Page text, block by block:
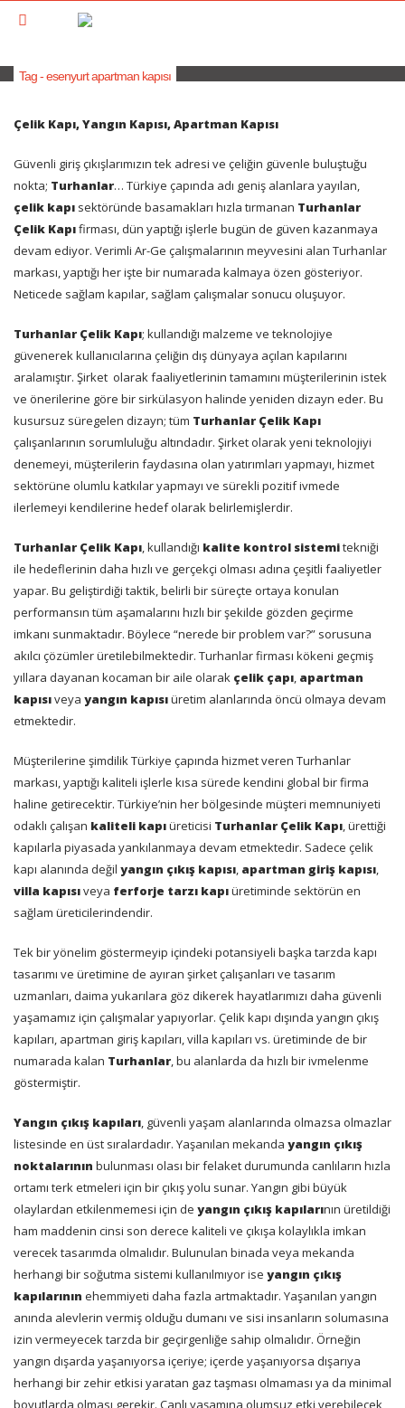
Tag - esenyurt apartman kapısı
Çelik Kapı, Yangın Kapısı, Apartman Kapısı
Güvenli giriş çıkışlarımızın tek adresi ve çeliğin güvenle buluştuğu
nokta; Turhanlar… Türkiye çapında adı geniş alanlara yayılan,
çelik kapı sektöründe basamakları hızla tırmanan Turhanlar
Çelik Kapıfirması, dün yaptığı işlerle bugün de güven kazanmaya
devam ediyor. Verimli Ar-Ge çalışmalarının meyvesini alan Turhanlar
markası, yaptığı her işte bir numarada kalmaya özen gösteriyor.
Neticede sağlam kapılar, sağlam çalışmalar sonucu oluşuyor.
Turhanlar Çelik Kapı; kullandığı malzeme ve teknolojiye
güvenerek kullanıcılarına çeliğin dış dünyaya açılan kapılarını
aralamıştır. Şirket olarak faaliyetlerinin tamamını müşterilerinin istek
ve önerilerine göre bir sirkülasyon halinde yeniden dizayn eder. Bu
kusursuz süregelen dizayn; tüm Turhanlar Çelik Kapı
çalışanlarının sorumluluğu altındadır. Şirket olarak yeni teknolojiyi
denemeyi, müşterilerin faydasına olan yatırımları yapmayı, hizmet
sektörüne olumlu katkılar yapmayı ve sürekli pozitif ivmede
ilerlemeyi kendilerine hedef olarak belirlemişlerdir.
Turhanlar Çelik Kapı, kullandığı kalite kontrol sistemitekniği
ile hedeflerinin daha hızlı ve gerçekçi olması adına çeşitli faaliyetler
yapar. Bu geliştirdiği taktik, belirli bir süreçte ortaya konulan
performansın tüm aşamalarını hızlı bir şekilde gözden geçirme
imkanı sunmaktadır. Böylece “nerede bir problem var?” sorusuna
akılcı çözümler üretilebilmektedir. Turhanlar firması kökeni geçmiş
yıllara dayanan kocaman bir aile olarak çelik çapı, apartman
kapısıveya yangın kapısıüretim alanlarında öncü olmaya devam
etmektedir.
Müşterilerine şimdilik Türkiye çapında hizmet veren Turhanlar
markası, yaptığı kaliteli işlerle kısa sürede kendini global bir firma
haline getirecektir. Türkiye’nin her bölgesinde müşteri memnuniyeti
odaklı çalışan kaliteli kapıüreticisi Turhanlar Çelik Kapı, ürettiği
kapılarla piyasada yankılanmaya devam etmektedir. Sadece çelik
kapı alanında değil yangın çıkış kapısı, apartman giriş kapısı,
villa kapısıveya ferforje tarzı kapıüretiminde sektörün en
sağlam üreticilerindendir.
Tek bir yönelim göstermeyip içindeki potansiyeli başka tarzda kapı
tasarımı ve üretimine de ayıran şirket çalışanları ve tasarım
uzmanları, daima yukarılara göz dikerek hayatlarımızı daha güvenli
yaşamamız için çalışmalar yapıyorlar. Çelik kapı dışında yangın çıkış
kapıları, apartman giriş kapıları, villa kapıları vs. üretiminde de bir
numarada kalan Turhanlar, bu alanlarda da hızlı bir ivmelenme
göstermiştir.
Yangın çıkış kapıları, güvenli yaşam alanlarında olmazsa olmazlar
listesinde en üst sıralardadır. Yaşanılan mekanda yangın çıkış
noktalarının bulunması olası bir felaket durumunda canlıların hızla
ortamı terk etmeleri için bir çıkış yolu sunar. Yangın gibi büyük
olaylardan etkilenmemesi için de yangın çıkış kapılarının üretildiği
ham maddenin cinsi son derece kaliteli ve çıkışa kolaylıkla imkan
verecek tasarımda olmalıdır. Bulunulan binada veya mekanda
herhangi bir soğutma sistemi kullanılmıyor ise yangın çıkış
kapılarının ehemmiyeti daha fazla artmaktadır. Yaşanılan yangın
anında alevlerin vermiş olduğu dumanı ve sisi insanların solumasına
izin vermeyecek tarzda bir geçirgenliğe sahip olmalıdır. Örneğin
yangın dışarda yaşanıyorsa içeriye; içerde yaşanıyorsa dışarıya
herhangi bir zehir etkisi yaratan gaz taşması olmaması ya da minimal
boyutlarda olması gerekir. Canlı yaşamına olumsuz etki verebilecek